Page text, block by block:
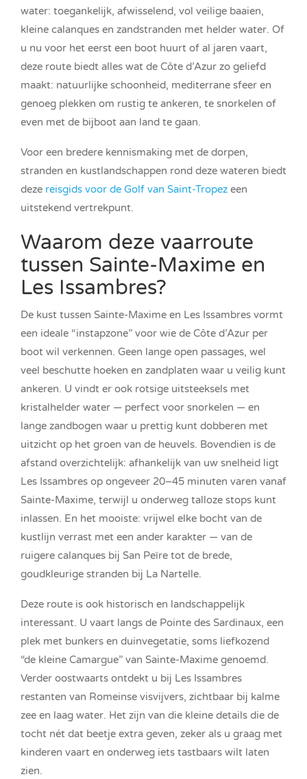
water: toegankelijk, afwisselend, vol veilige baaien,
kleine calanques en zandstranden met helder water. Of
u nu voor het eerst een boot huurt of al jaren vaart,
deze route biedt alles wat de Côte d’Azur zo geliefd
maakt: natuurlijke schoonheid, mediterrane sfeer en
genoeg plekken om rustig te ankeren, te snorkelen of
even met de bijboot aan land te gaan.
Voor een bredere kennismaking met de dorpen,
stranden en kustlandschappen rond deze wateren biedt
deze reisgids voor de Golf van Saint-Tropez een
uitstekend vertrekpunt.
Waarom deze vaarroute
tussen Sainte-Maxime en
Les Issambres?
De kust tussen Sainte-Maxime en Les Issambres vormt
een ideale “instapzone” voor wie de Côte d’Azur per
boot wil verkennen. Geen lange open passages, wel
veel beschutte hoeken en zandplaten waar u veilig kunt
ankeren. U vindt er ook rotsige uitsteeksels met
kristalhelder water — perfect voor snorkelen — en
lange zandbogen waar u prettig kunt dobberen met
uitzicht op het groen van de heuvels. Bovendien is de
afstand overzichtelijk: afhankelijk van uw snelheid ligt
Les Issambres op ongeveer 20–45 minuten varen vanaf
Sainte-Maxime, terwijl u onderweg talloze stops kunt
inlassen. En het mooiste: vrijwel elke bocht van de
kustlijn verrast met een ander karakter — van de
ruigere calanques bij San Peïre tot de brede,
goudkleurige stranden bij La Nartelle.
Deze route is ook historisch en landschappelijk
interessant. U vaart langs de Pointe des Sardinaux, een
plek met bunkers en duinvegetatie, soms liefkozend
“de kleine Camargue” van Sainte-Maxime genoemd.
Verder oostwaarts ontdekt u bij Les Issambres
restanten van Romeinse visvijvers, zichtbaar bij kalme
zee en laag water. Het zijn van die kleine details die de
tocht nét dat beetje extra geven, zeker als u graag met
kinderen vaart en onderweg iets tastbaars wilt laten
zien.